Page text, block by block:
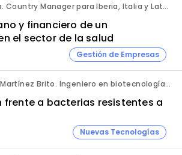
Carlos Vieira. Country Manager para Iberia, Italia y Latam. Hornetsecurity.
y financiero de un
el sector de la salud
Gestión de Empresas
Luis Enrique Martínez Brito. Ingeniero en biotecnología, México.
frente a bacterias resistentes a
Nuevas Tecnologías